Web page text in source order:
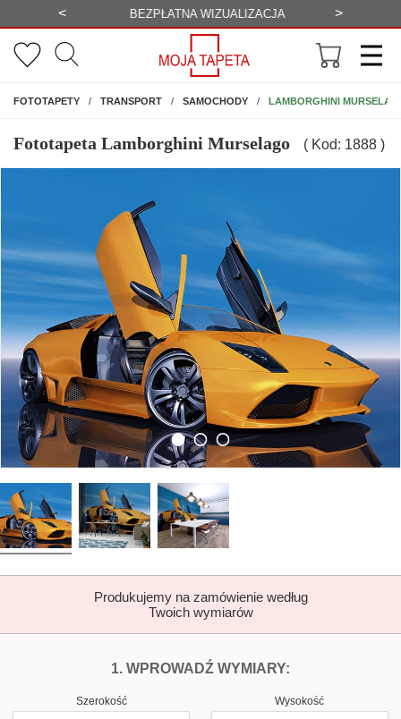
< BEZPŁATNA WIZUALIZACJA >
FOTOTAPETYNA ŚCIANĘ
TRANSPORT SAMOCHODY LAMBORGHINI
Fototapeta Lamborghini Murselago ( Kod: 1888 )
Produkujemy na zamówienie według
Twoich wymiarów
1. WPROWADŹ WYMIARY:
Szerokość Wysokość